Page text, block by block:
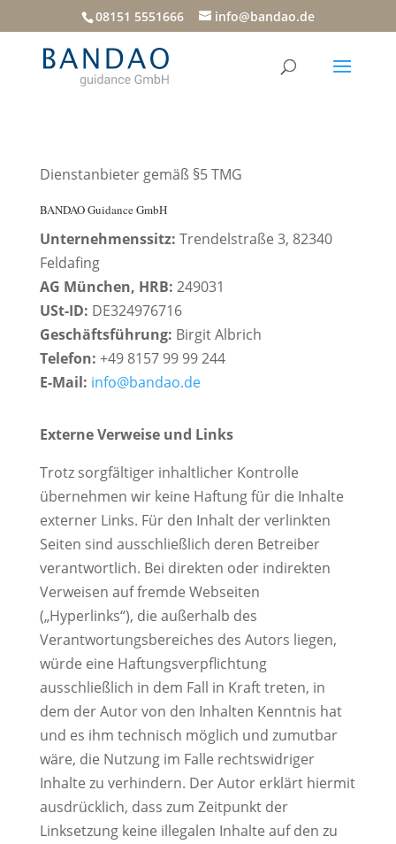
08151 5551666 info@bandao.de
Dienstanbieter gemäß §5 TMG
BANDAO Guidance GmbH
Unternehmenssitz: Trendelstraße 3, 82340
Feldafing
AG München, HRB: 249031
USt-ID: DE324976716
Geschäftsführung: Birgit Albrich
Telefon: +49 8157 99 99 244
E-Mail: info@bandao.de
Externe Verweise und Links
Trotz sorgfältiger inhaltlicher Kontrolle
übernehmen wir keine Haftung für die Inhalte
externer Links. Für den Inhalt der verlinkten
Seiten sind ausschließlich deren Betreiber
verantwortlich. Bei direkten oder indirekten
Verweisen auf fremde Webseiten
(„Hyperlinks“), die außerhalb des
Verantwortungsbereiches des Autors liegen,
würde eine Haftungsverpflichtung
ausschließlich in dem Fall in Kraft treten, in
dem der Autor von den Inhalten Kenntnis hat
und es ihm technisch möglich und zumutbar
wäre, die Nutzung im Falle rechtswidriger
Inhalte zu verhindern. Der Autor erklärt hiermit
ausdrücklich, dass zum Zeitpunkt der
Linksetzung keine illegalen Inhalte auf den zu